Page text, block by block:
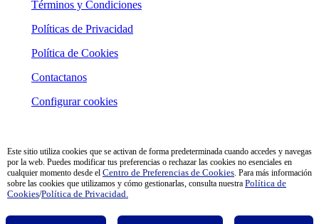
Términos y Condiciones
Políticas de Privacidad
Política de Cookies
Contactanos
Configurar cookies
Este sitio utiliza cookies que se activan de forma predeterminada cuando accedes y navegas
por la web. Puedes modificar tus preferencias o rechazar las cookies no esenciales en
cualquier momento desde el Centro de Preferencias de Cookies. Para más información
sobre las cookies que utilizamos y cómo gestionarlas, consulta nuestra Política de
Cookies/Política de Privacidad.